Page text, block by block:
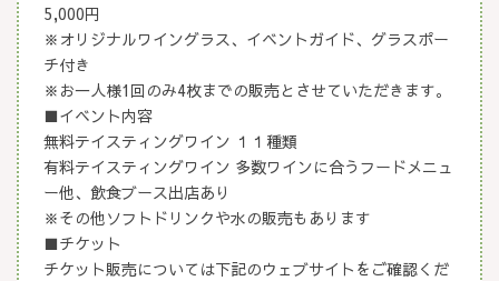
5,000円
※オリジナルワイングラス、イベントガイド、グラスポー
チ付き
※お一人様1回のみ4枚までの販売とさせていただきます。
■イベント内容
無料テイスティングワイン １１種類
有料テイスティングワイン 多数ワインに合うフードメニュ
ー他、飲食ブース出店あり
※その他ソフトドリンクや水の販売もあります
■チケット
チケット販売については下記のウェブサイトをご確認くだ